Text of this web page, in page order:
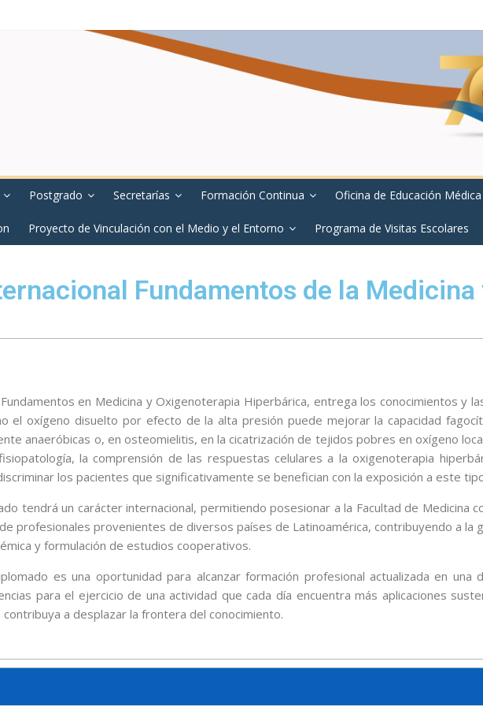
Postgrado Secretarías Formación Continua Oficina de Educación Médica
Proyecto de Vinculación con el Medio y el Entorno Programa de Visitas Escolares
Fundamentos de la
en Medicina y Oxigenoterapia Hiperbárica, entrega los conocimientos y
el oxígeno disuelto por efecto de la alta presión puede mejorar la capacidad
anaeróbicas o, en osteomielitis, en la cicatrización de tejidos pobres en oxígeno
la comprensión de las respuestas celulares a la oxigenoterapia
los pacientes que significativamente se benefician con la exposición a este
tendrá un carácter internacional, permitiendo posesionar a la Facultad de Medicina
profesionales provenientes de diversos países de Latinoamérica, contribuyendo a la
y formulación de estudios cooperativos.
es una oportunidad para alcanzar formación profesional actualizada en una
para el ejercicio de una actividad que cada día encuentra más aplicaciones
a desplazar la frontera del conocimiento.